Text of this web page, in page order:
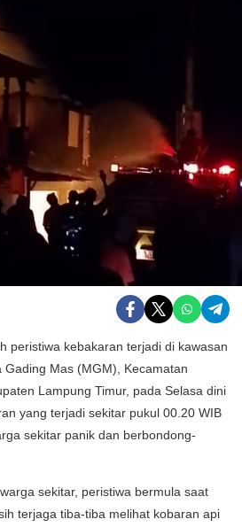
peristiwa kebakaran terjadi di kawasan
Gading Mas (MGM), Kecamatan
Lampung Timur, pada Selasa dini
yang terjadi sekitar pukul 00.20 WIB
sekitar panik dan berbondong-
sekitar, peristiwa bermula saat
terjaga tiba-tiba melihat kobaran api